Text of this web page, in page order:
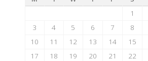
1
3
4 5 6 7 8
10
11 12 13 14 15
17
18 19 20 21 22